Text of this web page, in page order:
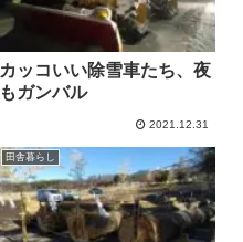
カッコいい除雪車たち、夜
もガンバル
2021.12.31
田舎暮らし